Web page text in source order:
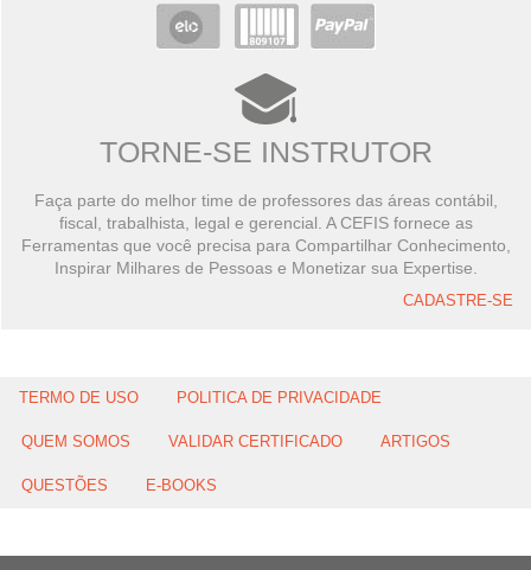
TORNE-SE INSTRUTOR
Faça parte do melhor time de professores das áreas contábil,
fiscal, trabalhista, legal e gerencial. A CEFIS fornece as
Ferramentas que você precisa para Compartilhar Conhecimento,
Inspirar Milhares de Pessoas e Monetizar sua Expertise.
CADASTRE-SE
TERMO DE USO POLITICA DE PRIVACIDADE
QUEM SOMOS VALIDAR CERTIFICADO ARTIGOS
QUESTÕES E-BOOKS